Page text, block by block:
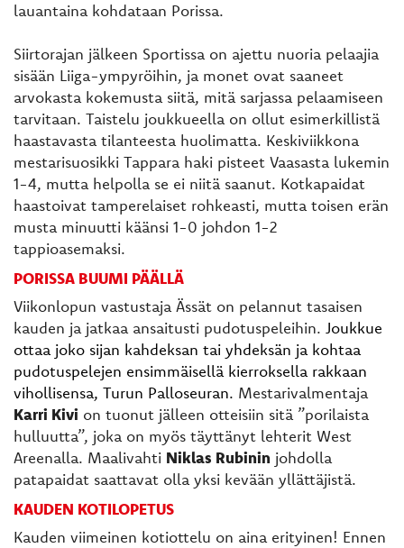
lauantaina kohdataan Porissa.
Siirtorajan jälkeen Sportissa on ajettu nuoria pelaajia
sisään Liiga-ympyröihin, ja monet ovat saaneet
arvokasta kokemusta siitä, mitä sarjassa pelaamiseen
tarvitaan. Taistelu joukkueella on ollut esimerkillistä
haastavasta tilanteesta huolimatta. Keskiviikkona
mestarisuosikki Tappara haki pisteet Vaasasta lukemin
1-4, mutta helpolla se ei niitä saanut. Kotkapaidat
haastoivat tamperelaiset rohkeasti, mutta toisen erän
musta minuutti käänsi 1-0 johdon 1-2
tappioasemaksi.
PORISSA BUUMI PÄÄLLÄ
Viikonlopun vastustaja Ässät on pelannut tasaisen
kauden ja jatkaa ansaitusti pudotuspeleihin. Joukkue
ottaa joko sijan kahdeksan tai yhdeksän ja kohtaa
pudotuspelejen ensimmäisellä kierroksella rakkaan
vihollisensa, Turun Palloseuran. Mestarivalmentaja
Karri Kivi on tuonut jälleen otteisiin sitä ”porilaista
hulluutta”, joka on myös täyttänyt lehterit West
Areenalla. Maalivahti Niklas Rubinin johdolla
patapaidat saattavat olla yksi kevään yllättäjistä.
KAUDEN KOTILOPETUS
Kauden viimeinen kotiottelu on aina erityinen! Ennen